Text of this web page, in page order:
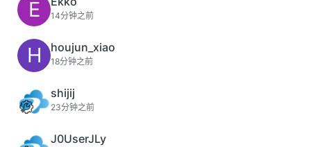
E 14分钟之前
H houjun_xiao
18分钟之前
shijij
23分钟之前
J0UserJLy